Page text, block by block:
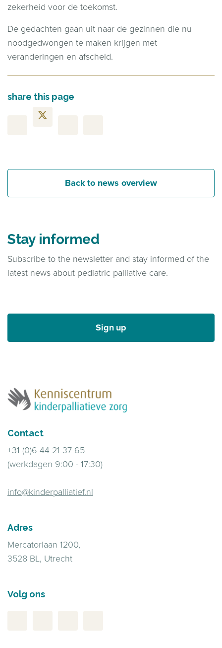
zekerheid voor de toekomst.
De gedachten gaan uit naar de gezinnen die nu
noodgedwongen te maken krijgen met
veranderingen en afscheid.
share this page
Back to news overview
Stay informed
Subscribe to the newsletter and stay informed of the
latest news about pediatric palliative care.
Sign up
Contact
+31 (0)6 44 21 37 65
(werkdagen 9:00 - 17:30)
info@kinderpalliatief.nl
Adres
Mercatorlaan 1200,
3528 BL, Utrecht
Volg ons